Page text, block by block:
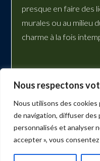
Nous respectons
Nous utilisons des
de navigation, diffuser
personnalisés et analyser
accepter », vous
presque en faire des
murales ou au milieu
charme à la fois
ACCUEIL MARKETING
SERVICES